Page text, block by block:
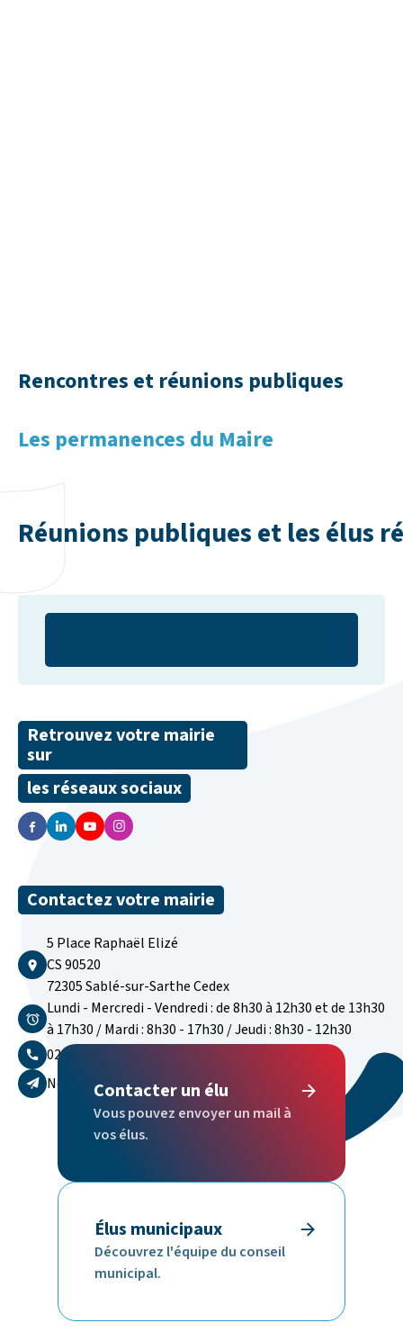
Rencontres et réunions publiques
Les permanences du Maire
Réunions publiques et les élus
Retrouvez votre mairie
sur
les réseaux sociaux
Contactez votre mairie
5 Place Raphaël Elizé
CS 90520
72305 Sablé-sur-Sarthe Cedex
Lundi - Mercredi - Vendredi : de 8h30 à 12h30 et de 13h30
à 17h30 / Mardi : 8h30 - 17h30 / Jeudi : 8h30 - 12h30
02 43 62 50 00
Nous contacter par email
Contacter un élu
Vous pouvez envoyer un mail à
vos élus.
Élus municipaux
Découvrez l'équipe du conseil
municipal.